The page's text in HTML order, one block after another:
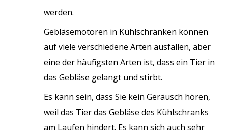
werden.
Gebläsemotoren in Kühlschränken können
auf viele verschiedene Arten ausfallen, aber
eine der häufigsten Arten ist, dass ein Tier in
das Gebläse gelangt und stirbt.
Es kann sein, dass Sie kein Geräusch hören,
weil das Tier das Gebläse des Kühlschranks
am Laufen hindert. Es kann sich auch sehr